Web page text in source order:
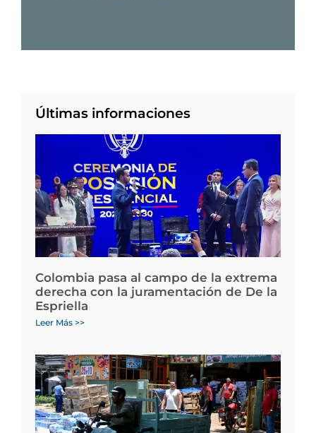
Últimas informaciones
Colombia pasa al campo de la extrema
derecha con la juramentación de De la
Espriella
Leer Más >>